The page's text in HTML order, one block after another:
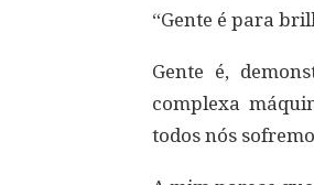
“Gente é para
Gente é,
complexa
todos nós